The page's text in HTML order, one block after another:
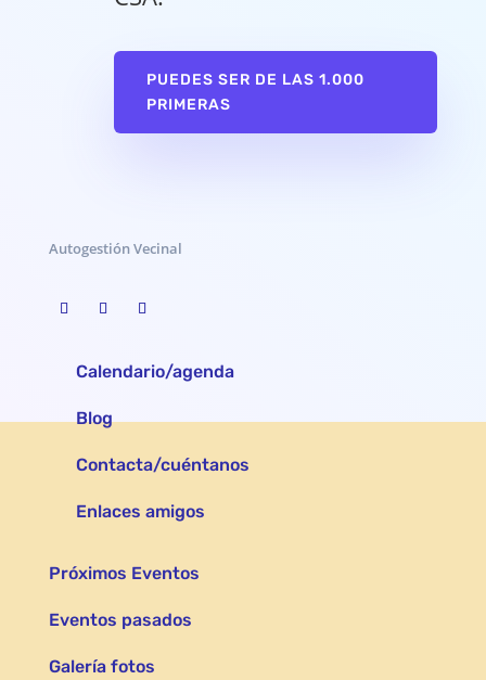
PUEDES SER DE LAS 1.000
PRIMERAS
Autogestión Vecinal
Calendario/agenda
Blog
Contacta/cuéntanos
Enlaces amigos
Próximos Eventos
Eventos pasados
Galería fotos